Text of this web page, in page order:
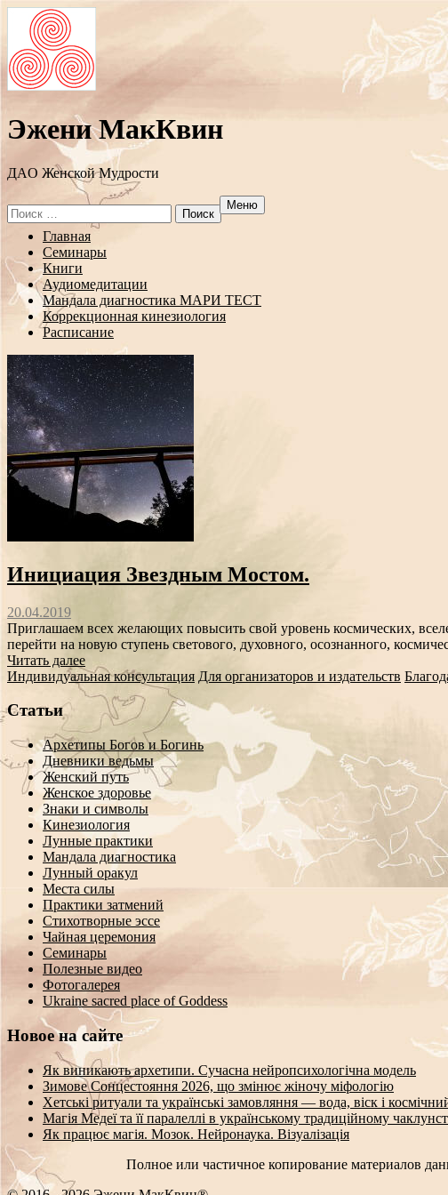
Эжени МакКвин
ДAO Женской Мудрости
Search
for:
Меню
Перейти
содержанию
Главная
Семинары
Книги
Аудиомедитации
Мандала диагностика МАРИ ТЕСТ
Коррекционная кинезиология
Расписание
Инициация Звездным Мостом.
20.04.2019
Приглашаем всех желающих повысить свой уровень космических,
перейти на новую ступень светового, духовного, осознанного,
Читать далее
Индивидуальная консультация Для организаторов и издательств
Статьи
Архетипы Богов и Богинь
Дневники ведьмы
Женский путь
Женское здоровье
Знаки и символы
Кинезиология
Лунные практики
Мандала диагностика
Лунный оракул
Места силы
Практики затмений
Стихотворные эссе
Чайная церемония
Семинары
Полезные видео
Фотогалерея
Ukraine sacred place of Goddess
Новое на сайте
Як виникають архетипи. Сучасна нейропсихологічна модель
Зимове Сонцестояння 2026, що змінює жіночу міфологію
Хетські ритуали та українські замовляння — вода, віск і
Магія Медеї та її паралеллі в українському традиційному
Як працює магія. Мозок. Нейронаука. Візуалізація
Полное или частичное копирование материалов